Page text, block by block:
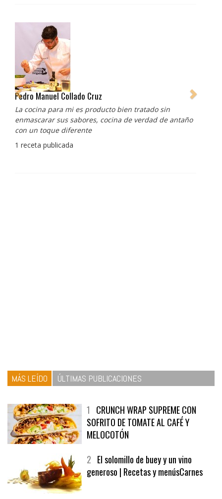
Pedro Manuel Collado Cruz
La cocina para mi es producto bien tratado sin
enmascarar sus sabores, cocina de verdad de antaño
con un toque diferente
1 receta publicada
MÁS LEÍDO ÚLTIMAS PUBLICACIONES
1 CRUNCH WRAP SUPREME CON
SOFRITO DE TOMATE AL CAFÉ Y
MELOCOTÓN
2 El solomillo de buey y un vino
generoso | Recetas y menúsCarnes